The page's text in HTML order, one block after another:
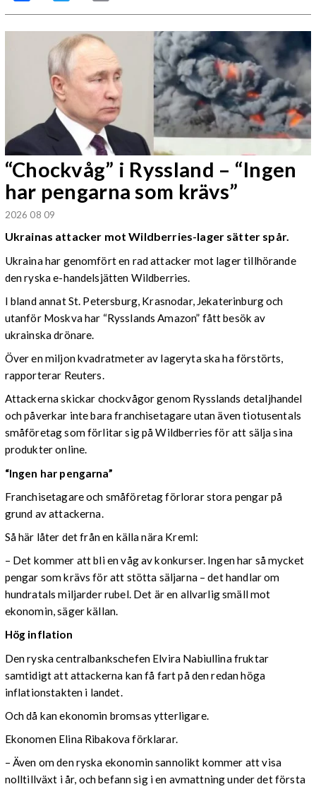
“Chockvåg” i Ryssland – “Ingen
har pengarna som krävs”
2026 08 09
Ukrainas attacker mot Wildberries-lager sätter spår.
Ukraina har genomfört en rad attacker mot lager tillhörande
den ryska e-handelsjätten Wildberries.
I bland annat St. Petersburg, Krasnodar, Jekaterinburg och
utanför Moskva har “Rysslands Amazon” fått besök av
ukrainska drönare.
Över en miljon kvadratmeter av lageryta ska ha förstörts,
rapporterar Reuters.
Attackerna skickar chockvågor genom Rysslands detaljhandel
och påverkar inte bara franchisetagare utan även tiotusentals
småföretag som förlitar sig på Wildberries för att sälja sina
produkter online.
“Ingen har pengarna”
Franchisetagare och småföretag förlorar stora pengar på
grund av attackerna.
Så här låter det från en källa nära Kreml:
– Det kommer att bli en våg av konkurser. Ingen har så mycket
pengar som krävs för att stötta säljarna – det handlar om
hundratals miljarder rubel. Det är en allvarlig smäll mot
ekonomin, säger källan.
Hög inflation
Den ryska centralbankschefen Elvira Nabiullina fruktar
samtidigt att attackerna kan få fart på den redan höga
inflationstakten i landet.
Och då kan ekonomin bromsas ytterligare.
Ekonomen Elina Ribakova förklarar.
– Även om den ryska ekonomin sannolikt kommer att visa
nolltillväxt i år, och befann sig i en avmattning under det första